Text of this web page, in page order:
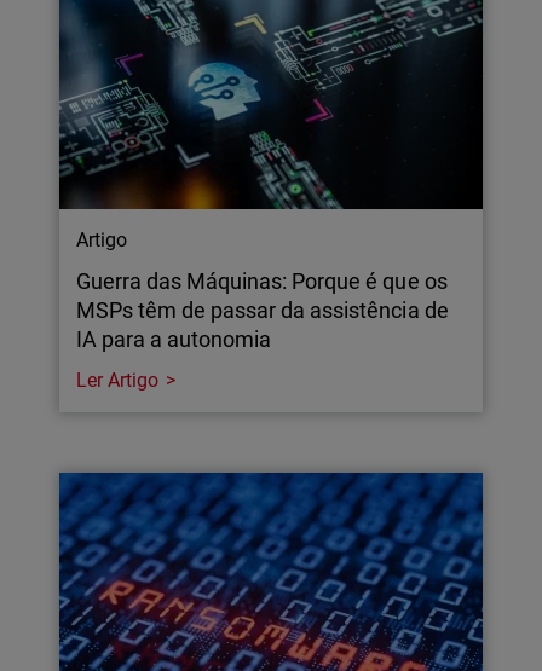
Artigo
Guerra das Máquinas: Porque é que os
MSPs têm de passar da assistência de
IA para a autonomia
Ler Artigo